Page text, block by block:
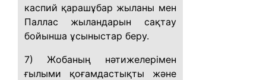
каспий қарашұбар жыланы мен
Паллас жыландарын сақтау
бойынша ұсыныстар беру.
7) Жобаның нәтижелерімен
ғылыми қоғамдастықты және